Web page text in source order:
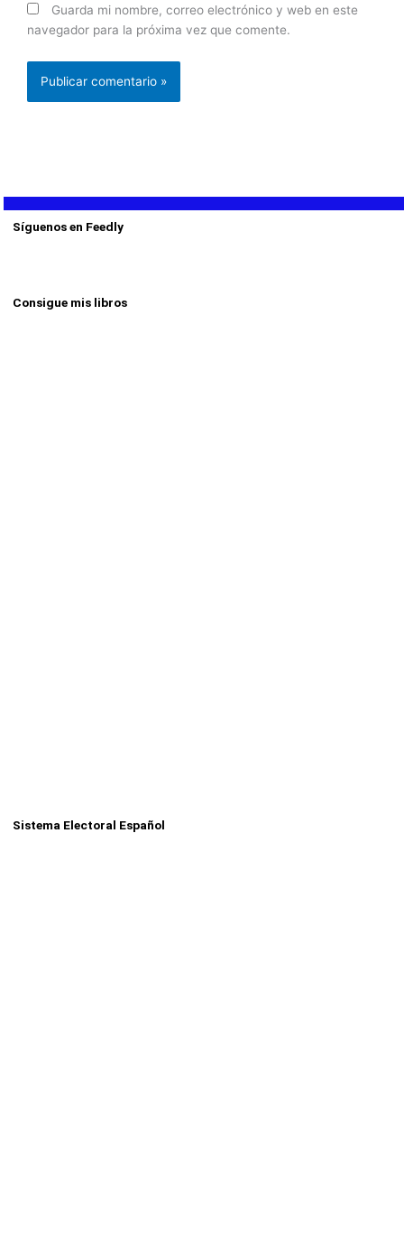
Guarda mi nombre, correo electrónico y web en este
navegador para la próxima vez que comente.
Síguenos en Feedly
Consigue mis libros
Sistema Electoral Español